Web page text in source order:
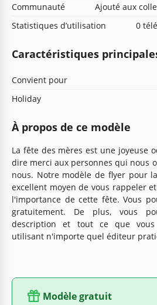
Communauté
Ajouté aux
Statistiques d’utilisation
0
Caractéristiques
Convient pour
Holiday
À propos de ce modèle
La fête des mères est une joyeuse
dire merci aux personnes qui nous
nous. Notre modèle de flyer pour
excellent moyen de vous rappeler
l'importance de cette fête. Vous
gratuitement. De plus, vous
description et tout ce que
utilisant n'importe quel éditeur
Modèle gratuit